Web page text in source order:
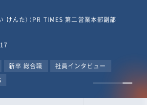
ー #PR
人たち
けんた）（PR TIMES 第二営業本部副部
新卒 総合職
社員インタビュー